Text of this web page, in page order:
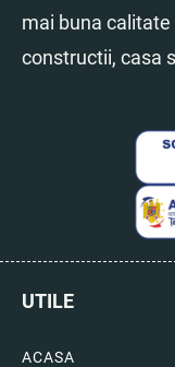
mai buna
constructii, casa
UTILE
ACASA